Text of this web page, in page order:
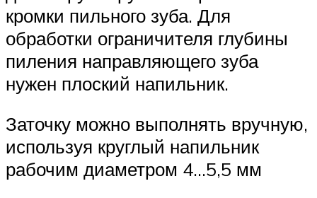
кромки пильного зуба. Для
обработки ограничителя глубины
пиления направляющего зуба
нужен плоский напильник.
Заточку можно выполнять вручную,
используя круглый напильник
рабочим диаметром 4…5,5 мм